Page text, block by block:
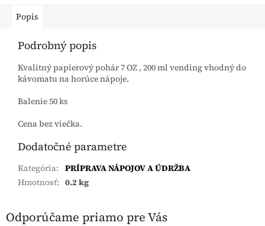
Popis
Podrobný popis
Kvalitný papierový pohár 7 OZ , 200 ml vending vhodný do
kávomatu na horúce nápoje.
Balenie 50 ks
Cena bez viečka.
Dodatočné parametre
Kategória: PRÍPRAVA NÁPOJOV A ÚDRŽBA
Hmotnosť: 0.2 kg
Odporúčame priamo pre Vás